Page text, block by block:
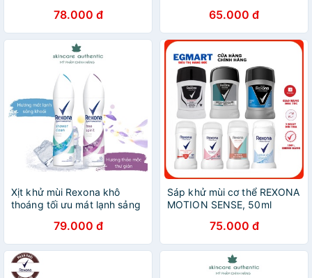
78.000 đ 65.000 đ
Xịt khử mùi Rexona khô
thoáng tối ưu mát lạnh sảng
79.000 đ
Sáp khử mùi cơ thể REXONA
MOTION SENSE, 50ml
75.000 đ